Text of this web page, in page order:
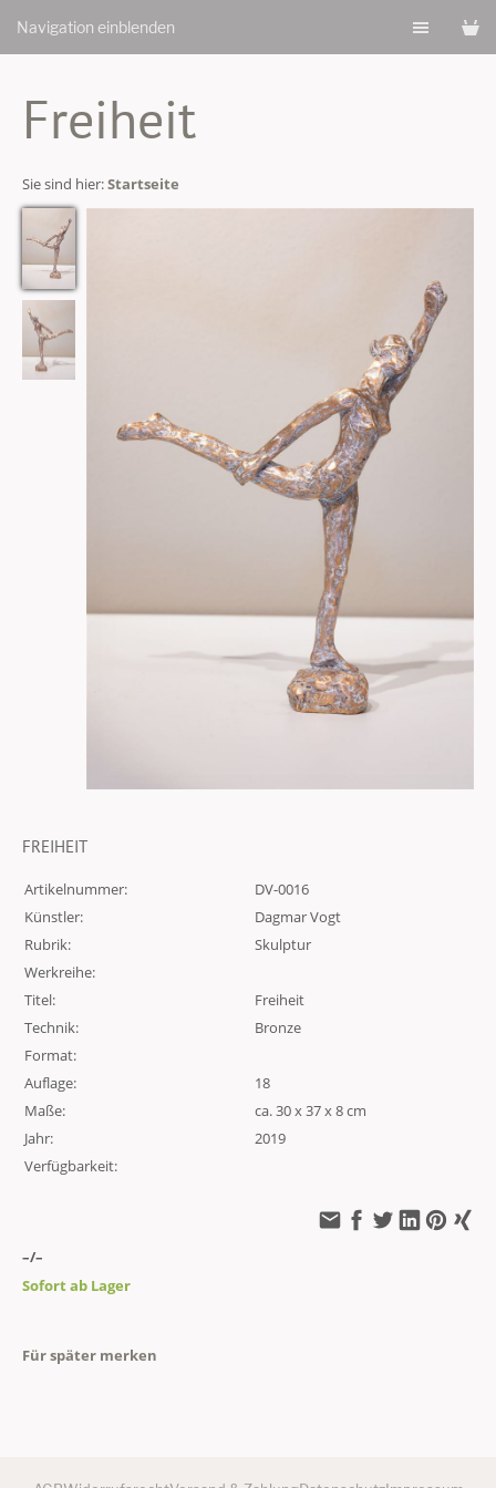
Navigation einblenden
Freiheit
Sie sind hier:Startseite
FREIHEIT
Artikelnummer:
DV-0016
Künstler:
Dagmar Vogt
Rubrik:
Skulptur
Werkreihe:
Titel:
Freiheit
Technik:
Bronze
Format:
Auflage:
18
Maße:
ca. 30 x 37 x 8 cm
Jahr:
2019
Verfügbarkeit:
–/–
Sofort ab Lager
Für später merken